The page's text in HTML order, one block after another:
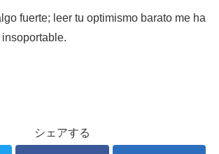
fuerte; leer tu optimismo barato me ha
シェアする